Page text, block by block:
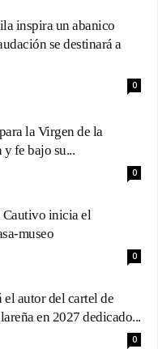
inspira un abanico
se destinará a
0
la Virgen de la
y fe bajo su...
0
Cautivo inicia el
museo
0
el autor del cartel de
en 2027 dedicado...
0